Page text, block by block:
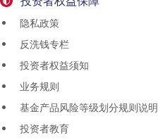
隐私政策
反洗钱专栏
投资者权益须知
业务规则
基金产品风险等级划分规则说明
投资者教育